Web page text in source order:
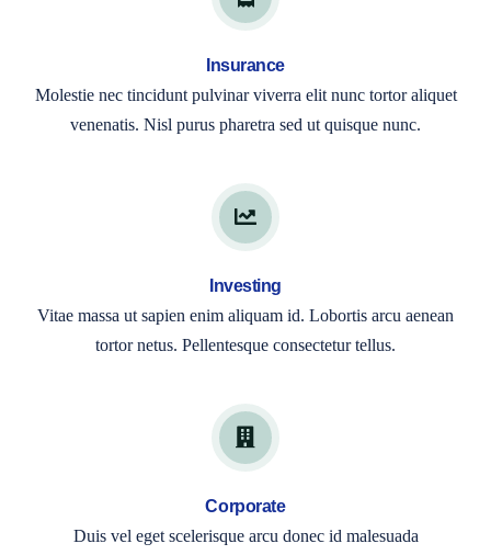
Insurance
Molestie nec tincidunt pulvinar viverra elit nunc tortor aliquet
venenatis. Nisl purus pharetra sed ut quisque nunc.
Investing
Vitae massa ut sapien enim aliquam id. Lobortis arcu aenean
tortor netus. Pellentesque consectetur tellus.
Corporate
Duis vel eget scelerisque arcu donec id malesuada